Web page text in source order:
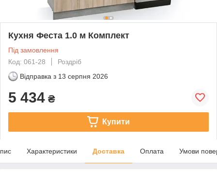
Кухня Феста 1.0 м Комплект
Під замовлення
Код: 061-28
Роздріб
Відправка з 13 серпня 2026
5 434 ₴
Купити
Характеристики Доставка Оплата Умови